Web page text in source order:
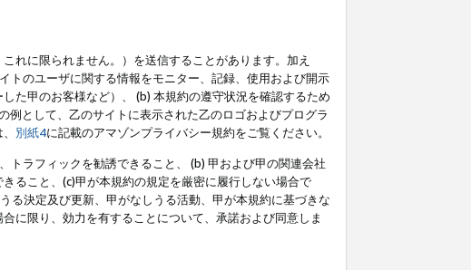
れに限られません。）を送信することがあります。加え
トのユーザに関する情報をモニター、記録、使用および開示
た甲のお客様など）、 (b) 本規約の遵守状況を確認するため
として、乙のサイトに表示された乙のロゴおよびプログラ
別紙4に記載のアマゾンプライバシー規約をご覧ください。
トラフィックを勧誘できること、 (b) 甲および甲の関連会社
ること、(c)甲が本規約の規定を厳密に履行しない場合で
る決定及び更新、甲がなしうる活動、甲が本規約に基づきな
に限り、効力を有することについて、承諾および同意しま